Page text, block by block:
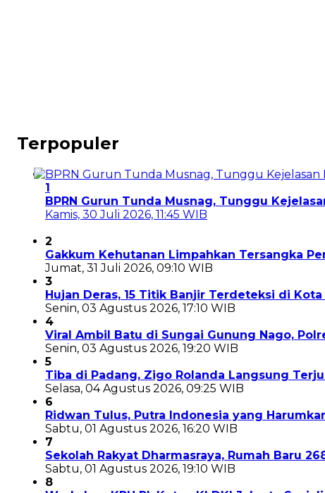
Terpopuler
1
BPRN Gurun Tunda Musnag, Tunggu
Kamis, 30 Juli 2026, 11:45 WIB
2
Gakkum Kehutanan Limpahkan Tersangka
Jumat, 31 Juli 2026, 09:10 WIB
3
Hujan Deras, 15 Titik Banjir Terdeteksi di Kota
Senin, 03 Agustus 2026, 17:10 WIB
4
Viral Ambil Batu di Sungai Gunung Nago,
Senin, 03 Agustus 2026, 19:20 WIB
5
Tiba di Padang, Zigo Rolanda Langsung
Selasa, 04 Agustus 2026, 09:25 WIB
6
Ridwan Tulus, Putra Indonesia yang
Sabtu, 01 Agustus 2026, 16:20 WIB
7
Sekolah Rakyat Dharmasraya, Rumah Baru
Sabtu, 01 Agustus 2026, 19:10 WIB
8